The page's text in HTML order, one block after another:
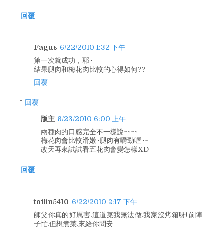
回覆
Fagus 6/22/2010 1:32 下午
第一次就成功，耶~
結果腿肉和梅花肉比較的心得如何??
回覆
回覆
版主 6/23/2010 6:00 上午
兩種肉的口感完全不一樣說~~~~
梅花肉會比較滑嫩~腿肉有嚼勁喔~~
改天再來試試看五花肉會變怎樣XD
回覆
toilin5410 6/22/2010 2:17 下午
師父你真的好厲害.這道菜我無法做.我家沒烤箱呀!前陣
子忙.但想煮菜.來給你問安